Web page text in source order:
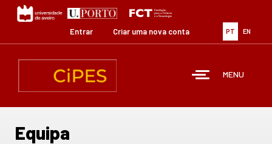
Passar
para
conteúdo
PT EN
Entrar Criar uma nova conta
MENU
Equipa